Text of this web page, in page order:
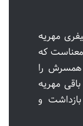
مهریه
که
مهریه همسرش را
مهریه
باشد) بازداشت و